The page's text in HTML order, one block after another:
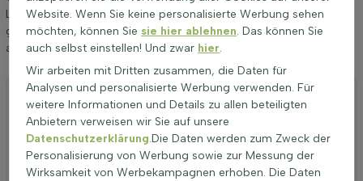
Lebensbaum / Thuja Occidentalis Brabant 100-120 cm - Topf
geben. Wenn Sie diese Tipps befolgen, werden Sie lange Freude
an Lebensbaum 'Brabant' haben.
Anpflanzen
Stutzen
Bewässerung
Düngen
Website. Wenn Sie keine personalisierte Werbung sehen
möchten, können Sie sie hier ablehnen. Das können Sie
auch selbst einstellen! Und zwar hier.
Wir arbeiten mit Dritten zusammen, die Daten für
Analysen und personalisierte Werbung verwenden. Für
weitere Informationen und Details zu allen beteiligten
Anbietern verweisen wir Sie auf unsere
Datenschutzerklärung.Die Daten werden zum Zweck der
Personalisierung von Werbung sowie zur Messung der
Wirksamkeit von Werbekampagnen erhoben. Die Daten